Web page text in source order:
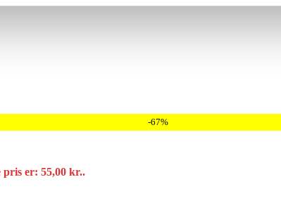
-67%
pris er: 55,00 kr..